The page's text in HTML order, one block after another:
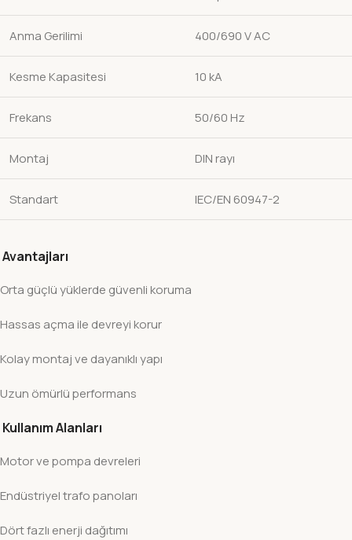
Anma Gerilimi 400/690 V AC
Kesme Kapasitesi 10 kA
Frekans 50/60 Hz
Montaj DIN rayı
Standart IEC/EN 60947-2
Avantajları
Orta güçlü yüklerde güvenli koruma
Hassas açma ile devreyi korur
Kolay montaj ve dayanıklı yapı
Uzun ömürlü performans
Kullanım Alanları
Motor ve pompa devreleri
Endüstriyel trafo panoları
Dört fazlı enerji dağıtımı